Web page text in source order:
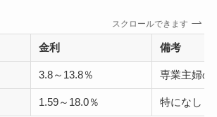
スクロールできます
金利 備考
3.8～13.8％ 専業主婦の
1.59～18.0％ 特になし